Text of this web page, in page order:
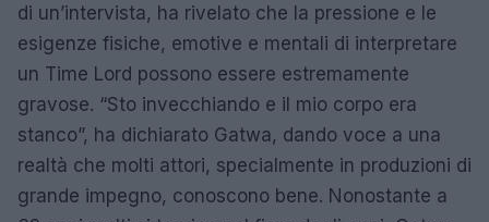
di un’intervista, ha rivelato che la pressione e le
esigenze fisiche, emotive e mentali di interpretare
un Time Lord possono essere estremamente
gravose. “Sto invecchiando e il mio corpo era
stanco”, ha dichiarato Gatwa, dando voce a una
realtà che molti attori, specialmente in produzioni di
grande impegno, conoscono bene. Nonostante a